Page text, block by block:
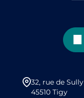
32, rue de Sully
45510 Tigy